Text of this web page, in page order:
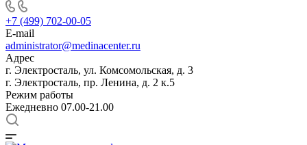
+7 (499) 702-00-05
E-mail
administrator@medinacenter.ru
Адрес
г. Электросталь, ул. Комсомольская, д. 3
г. Электросталь, пр. Ленина, д. 2 к.5
Режим работы
Ежедневно 07.00-21.00